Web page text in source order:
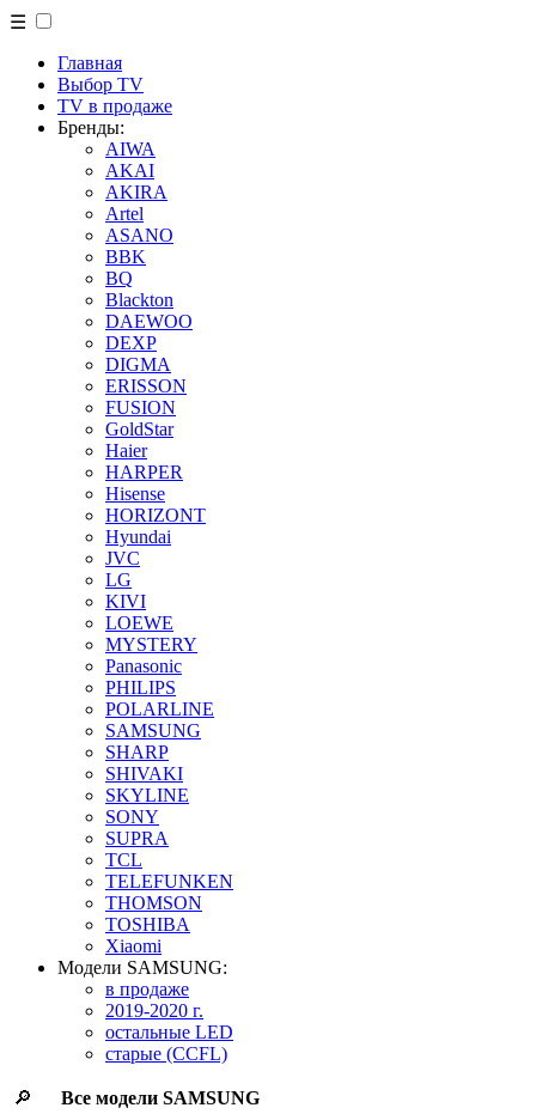
☰
Главная
Выбор TV
TV в продаже
Бренды:
AIWA
AKAI
AKIRA
Artel
ASANO
BBK
BQ
Blackton
DAEWOO
DEXP
DIGMA
ERISSON
FUSION
GoldStar
Haier
HARPER
Hisense
HORIZONT
Hyundai
JVC
LG
KIVI
LOEWE
MYSTERY
Panasonic
PHILIPS
POLARLINE
SAMSUNG
SHARP
SHIVAKI
SKYLINE
SONY
SUPRA
TCL
TELEFUNKEN
THOMSON
TOSHIBA
Xiaomi
Модели SAMSUNG:
в продаже
2019-2020 г.
остальные LED
старые (CCFL)
🔎 Все модели SAMSUNG